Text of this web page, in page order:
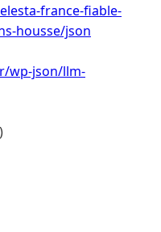
france-fiable-
housse/json
wp-json/llm-